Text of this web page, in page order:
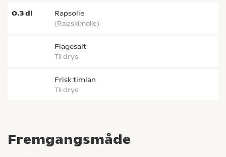
Fremgangsmåde
0.3dl rapsolie
(rapskimolie)
flagesalt
til drys
frisk timian
til drys